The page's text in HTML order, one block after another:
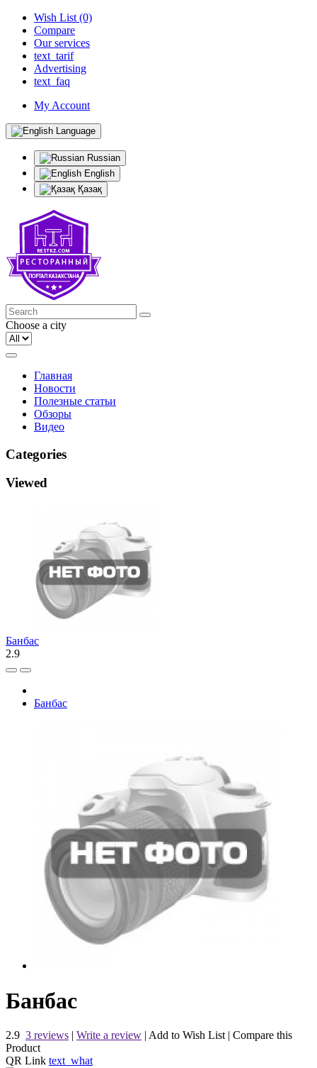
Wish List (0)
Compare
Our services
text_tarif
Advertising
text_faq
My Account
Language
Russian
English
Қазақ
Choose a city
Главная
Новости
Полезные статьи
Обзоры
Видео
Categories
Viewed
Банбас
2.9
Банбас
Банбас
2.9 3 reviews | Write a review | Add to Wish List | Compare this
Product
QR Link text_what